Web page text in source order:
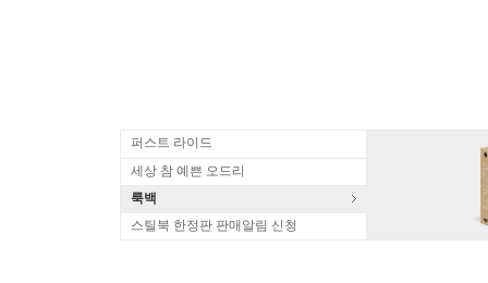
퍼스트 라이드
세상 참 예쁜 오드리
룩백
스틸북 한정판 판매알림 신청